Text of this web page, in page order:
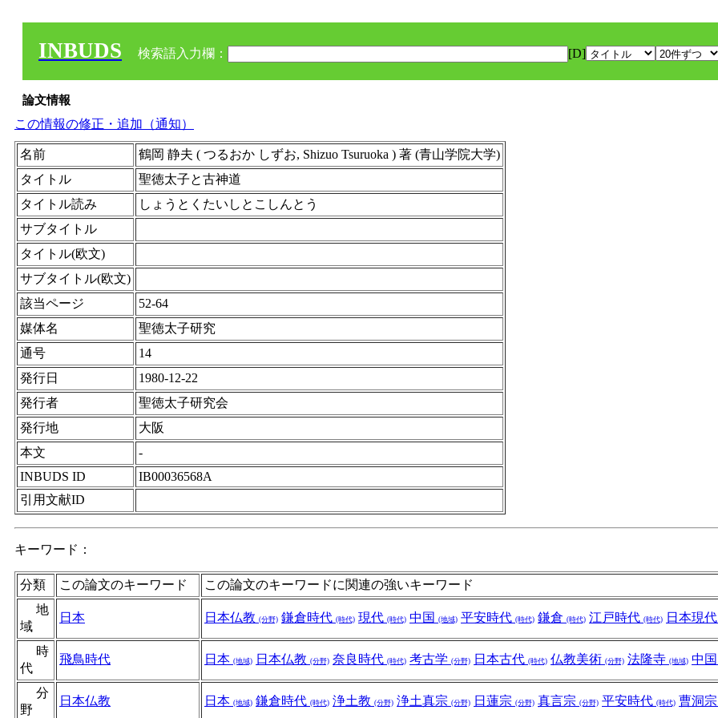
INBUDS 検索語入力欄： [D]
論文情報
この情報の修正・追加（通知）
名前
鶴岡 静夫 ( つるおか しずお, Shizuo Tsuruoka ) 著 (青山学院大学)
タイトル
聖徳太子と古神道
タイトル読み
しょうとくたいしとこしんとう
サブタイトル
タイトル(欧文)
サブタイトル(欧文)
該当ページ
52-64
媒体名
聖徳太子研究
通号
14
発行日
1980-12-22
発行者
聖徳太子研究会
発行地
大阪
本文
-
INBUDS ID
IB00036568A
引用文献ID
キーワード：
分類 この論文のキーワード
この論文のキーワードに関連の強いキーワード
地
域
日本 日本仏教 (分野) 鎌倉時代 (時代) 現代 (時代) 中国 (地域) 平安時代 (時代) 鎌倉 (時代) 江戸時代 (時代) 日本現代
時
代
飛鳥時代 日本 (地域) 日本仏教 (分野) 奈良時代 (時代) 考古学 (分野) 日本古代 (時代) 仏教美術 (分野) 法隆寺 (地域) 中国
分
野
日本仏教 日本 (地域) 鎌倉時代 (時代) 浄土教 (分野) 浄土真宗 (分野) 日蓮宗 (分野) 真言宗 (分野) 平安時代 (時代) 曹洞宗